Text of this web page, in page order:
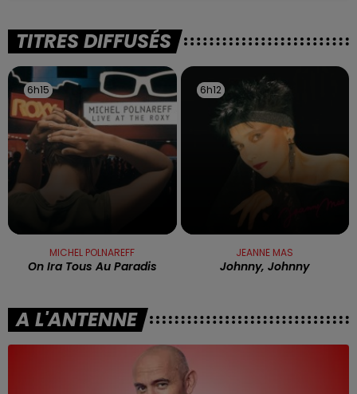
TITRES DIFFUSÉS
6h15
6h15
MICHEL POLNAREFF
On Ira Tous Au Paradis
6h12
6h12
JEANNE MAS
Johnny, Johnny
A L'ANTENNE